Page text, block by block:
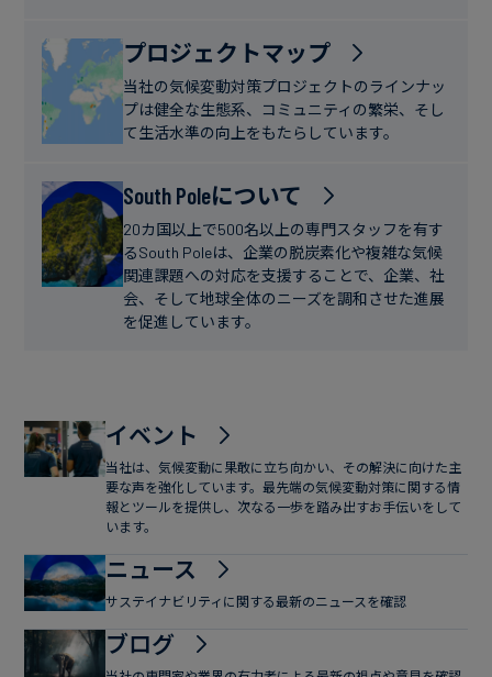
ス
テ
ナ
ブ
フ
ァ
イ
ナ
ン
デ
ィ
ニ
ー
ス
プロジェクトマップ
当社の気候変動対策プロジェクトのラインナッ
プは健全な生態系、コミュニティの繁栄、そし
て生活水準の向上をもたらしています。
South Poleについて
20カ国以上で500名以上の専門スタッフを有す
るSouth Poleは、企業の脱炭素化や複雑な気候
関連課題への対応を支援することで、企業、社
会、そして地球全体のニーズを調和させた進展
を促進しています。
イベント
当社は、気候変動に果敢に立ち向かい、その解決に向けた主
要な声を強化しています。最先端の気候変動対策に関する情
報とツールを提供し、次なる一歩を踏み出すお手伝いをして
います。
ニュース
サステイナビリティに関する最新のニュースを確認
ブログ